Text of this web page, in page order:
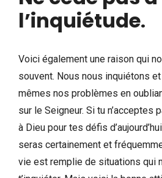
l’inquiétude.
Voici également une raison qui
souvent. Nous nous inquiétons
mêmes nos problèmes en
sur le Seigneur. Si tu n’acceptes
à Dieu pour tes défis
seras certainement et
vie est remplie de situations qui